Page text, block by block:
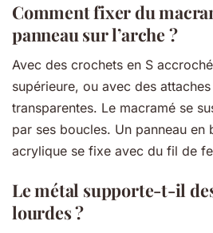
Comment fixer du
panneau sur l’arche ?
Avec des crochets en S
supérieure, ou avec des
transparentes. Le macramé se
par ses boucles. Un panneau en
acrylique se fixe avec du fil de
Le métal supporte-t-il
lourdes ?